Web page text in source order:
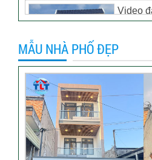
Video
Khách
xây
MẪU NHÀ PHỐ ĐẸP